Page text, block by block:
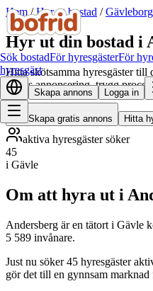
Sök bostadFör hyresgästerFör
hyresgäst
Skapa annons Logga in
Hem/Hyr ut bostad /
Hyr ut din bostad i
Hitta skötsamma hyresgäster
Gratis annonsering, trygg
Skapa gratis annons Hitta
aktiva hyresgäster söker
45
i Gävle
Om att hyra ut i
Andersberg är en tätort i Gävle
5 589 invånare.
Just nu söker 45 hyresgäster
gör det till en gynnsam marknad